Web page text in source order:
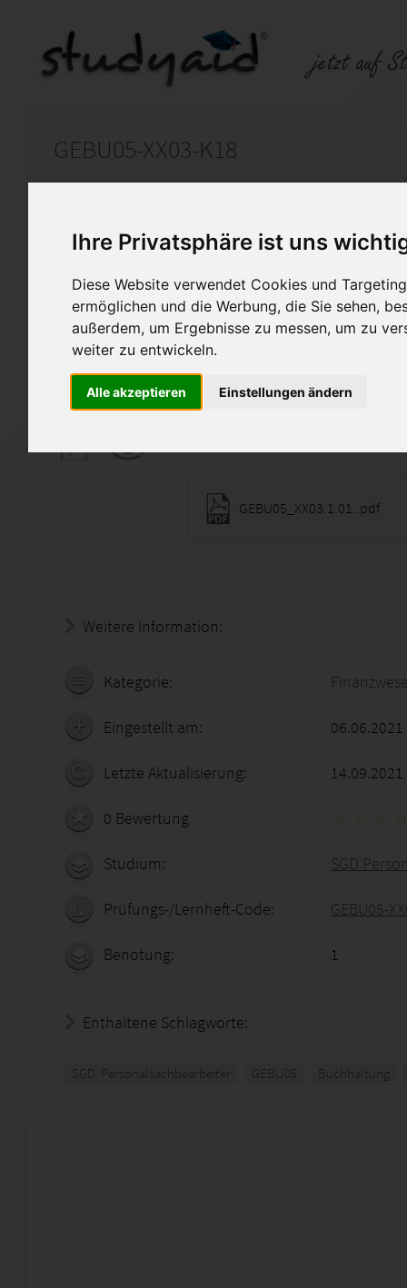
Ihre Privatsphäre ist uns
Diese Website verwendet Cookies und
ermöglichen und die Werbung, die Sie sehen,
außerdem, um Ergebnisse zu messen, um zu
weiter zu entwickeln.
Alle akzeptieren Einstellungen ändern
GEBU05-XX03-K18
Buchungen und Berechnungen im
Buchungen und
Absatzbereich, und
bitte nicht 1:1 kopieren.
GEBU05_XX03.1.01..pdf
Weitere Information:
Kategorie:
Eingestellt am:
Letzte Aktualisierung: 14.09.2021
0 Bewertung
Studium: SGD
Prüfungs-/Lernheft-Code: GEBU05-
Benotung: 1
Enthaltene Schlagworte:
SGD. Personalsachbearbeiter GEBU05 Buchhaltung